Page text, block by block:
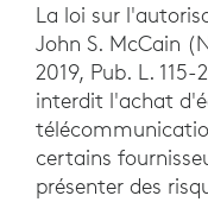
La loi sur
John S. McCain
2019, Pub. L.
interdit l'achat
certains
présenter des